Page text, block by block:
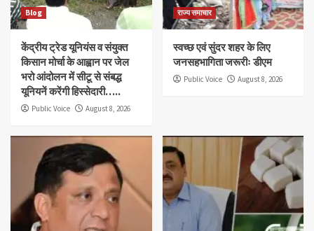
Blog
केंद्रीय ट्रेड यूनियंस व संयुक्त
किसान मोर्चा के आह्वान पर जेल
भरो आंदोलन में सीटू से संबद्ध
यूनियनें करेंगी हिस्सेदारी…..
Public Voice August 8, 2026
राज्य समाचार
स्वच्छ एवं सुंदर शहर के लिए
जनसहभागिता जरूरीः डीएम
Public Voice August 8, 2026